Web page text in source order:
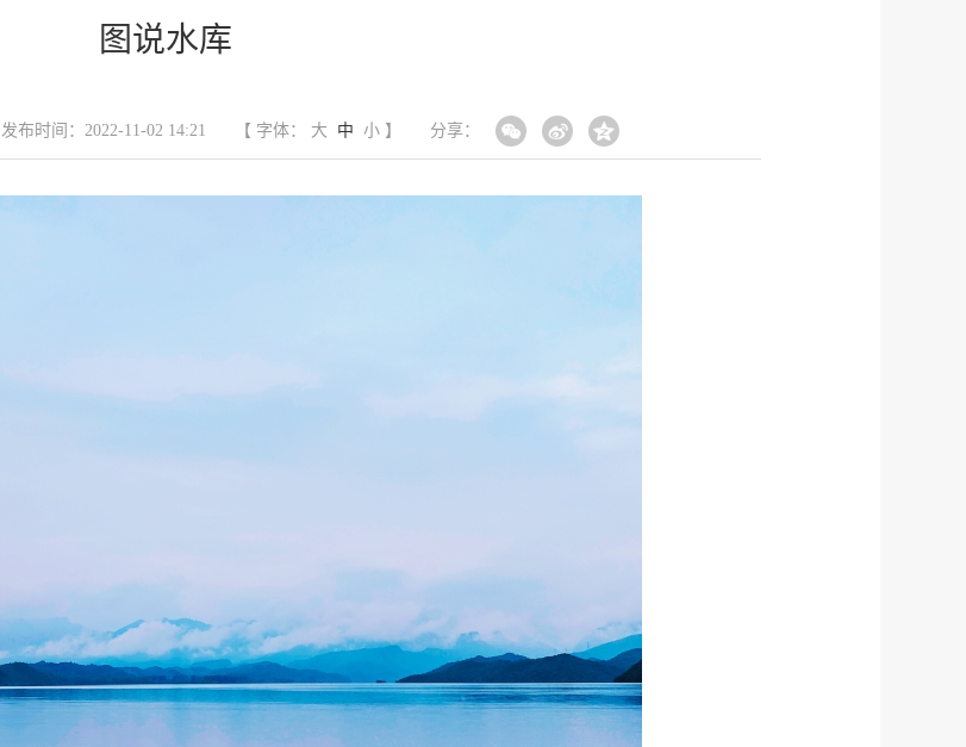
图说水库
发布时间：2022-11-02 14:21 【 字体： 大 中 小】 分享：